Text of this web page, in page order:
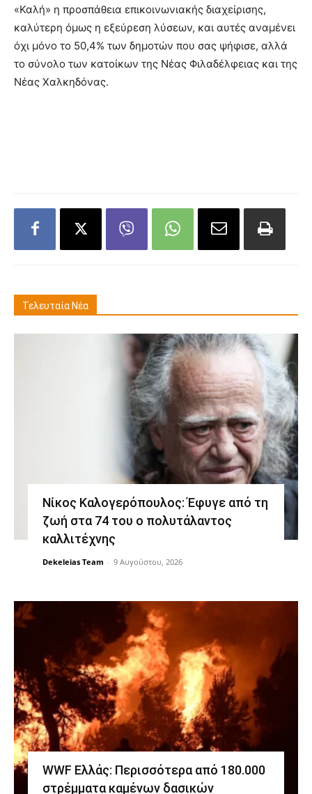
«Καλή» η προσπάθεια επικοινωνιακής διαχείρισης,
καλύτερη όμως η εξεύρεση λύσεων, και αυτές αναμένει
όχι μόνο το 50,4% των δημοτών που σας ψήφισε, αλλά
το σύνολο των κατοίκων της Νέας Φιλαδέλφειας και της
Νέας Χαλκηδόνας.
Τελευταία Νέα
Νίκος Καλογερόπουλος: Έφυγε από τη
ζωή στα 74 του ο πολυτάλαντος
καλλιτέχνης
Dekeleias Team - 9 Αυγούστου, 2026
WWF Ελλάς: Περισσότερα από 180.000
στρέμματα καμένων δασικών